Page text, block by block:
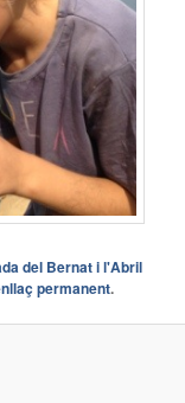
del Bernat i l'Abril
permanent.